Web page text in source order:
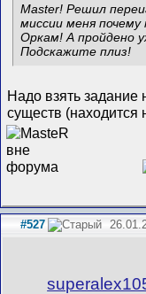
Master! Решил
миссии меня
Оркам! А пройдено
Подскажите плиз!
Надо взять
существ (находится
#527